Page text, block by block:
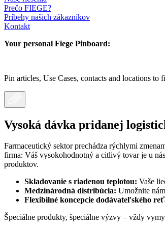
Prečo FIEGE?
Príbehy našich zákazníkov
Kontakt
Your personal Fiege Pinboard:
Pin articles, Use Cases, contacts and locations to
Vysoká dávka pridanej
Farmaceutický sektor prechádza rýchlymi
firma: Váš vysokohodnotný a citlivý tovar je u
produktov.
Skladovanie s riadenou teplotou: Vaše
Medzinárodná distribúcia: Umožnite
Flexibilné koncepcie dodávateľského
Špeciálne produkty, špeciálne výzvy – vždy